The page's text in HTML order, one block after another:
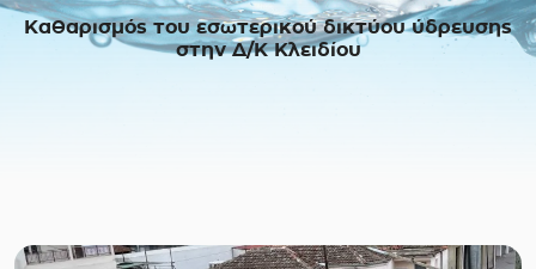
Καθαρισμός του εσωτερικού δικτύου ύδρευσης
στην Δ/Κ Κλειδίου